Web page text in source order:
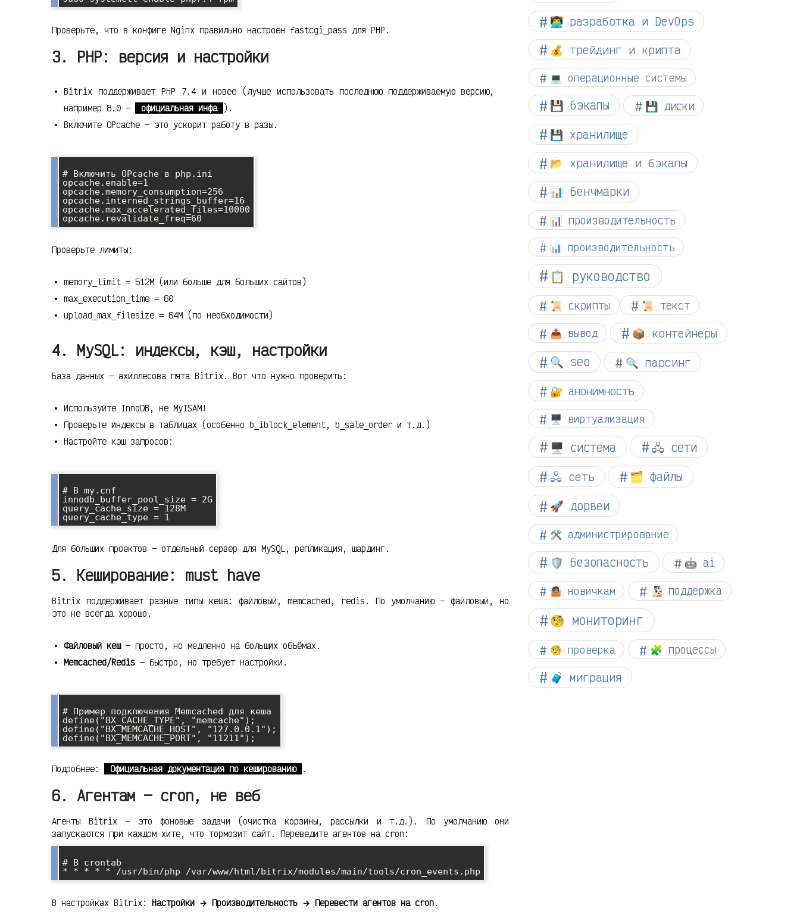
Проверьте, что в конфиге Nginx правильно настроен fastcgi_pass для PHP.
3. PHP: версия и настройки
Bitrix поддерживает PHP 7.4 и новее (лучше использовать последнюю поддерживаемую версию,
например 8.0 —
официальная инфа
).
Включите OPcache — это ускорит работу в разы.
# Включить OPcache в php.ini
opcache.enable=1
opcache.memory_consumption=256
opcache.interned_strings_buffer=16
opcache.max_accelerated_files=10000
Проверьте лимиты:
memory_limit = 512M (или больше для больших сайтов)
max_execution_time = 60
upload_max_filesize = 64M (по необходимости)
4. MySQL: индексы, кэш, настройки
База данных — ахиллесова пята Bitrix. Вот что нужно проверить:
Используйте InnoDB, не MyISAM!
Проверьте индексы в таблицах (особенно b_iblock_element, b_sale_order и т.д.)
Настройте кэш запросов:
# В my.cnf
innodb_buffer_pool_size = 2G
query_cache_size = 128M
Для больших проектов — отдельный сервер для MySQL, репликация, шардинг.
5. Кеширование: must have
Bitrix поддерживает разные типы кеша: файловый, memcached, redis. По умолчанию — файловый, но
это не всегда хорошо.
Файловый кеш— просто, но медленно на больших объёмах.
Memcached/Redis — быстро, но требует настройки.
# Пример подключения Memcached для кеша
define("BX_CACHE_TYPE", "memcache");
define("BX_MEMCACHE_HOST", "127.0.0.1");
Подробнее: Официальная документация по кешированию .
6. Агентам — cron, не веб
Агенты Bitrix — это фоновые задачи (очистка корзины, рассылки и т.д.). По умолчанию они
запускаются при каждом хите, что тормозит сайт. Переведите агентов на cron:
# В crontab
В настройках Bitrix: Настройки → Производительность → Перевести агентов на cron.
👨‍💻 разработка и DevOps
💰 трейдинг и крипта
💻 операционные системы
💾 бэкапы 💾 диски
💾 хранилище
📂 хранилище и бэкапы
📊 бенчмарки
📊 производительность
📊 производительность
📋 руководство
📜 скрипты 📜 текст
📤 вывод 📦 контейнеры
🔍 seo 🔍 парсинг
🔐 анонимность
🖥️ виртуализация
🖥️ система 🖧 сети
🖧 сеть 🗂️ файлы
🚀 дорвеи
🛠️ администрирование
🛡️ безопасность 🤖 ai
🤷🏽 новичкам 🧏🏻 поддержка
🧐 мониторинг
🧐 проверка 🧩 процессы
🧳 миграция